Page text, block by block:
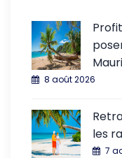
8 août 2026
les
7